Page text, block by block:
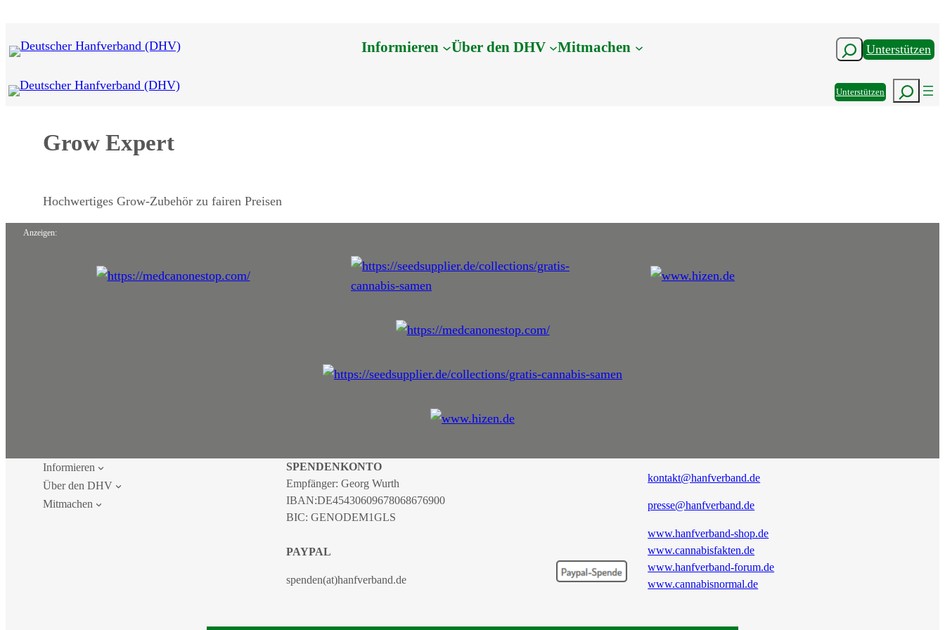
springen
Informieren Über den DHV Mitmachen SuchenUnterstützen
UnterstützenSuchen
Grow Expert
Hochwertiges Grow-Zubehör zu fairen Preisen
Anzeigen:
Informieren
Über den DHV
Mitmachen
SPENDENKONTO
Empfänger: Georg Wurth
IBAN:DE45430609678068676900
BIC: GENODEM1GLS
PAYPAL
spenden(at)hanfverband.de
kontakt@hanfverband.de
presse@hanfverband.de
www.hanfverband-shop.de
www.cannabisfakten.de
www.hanfverband-forum.de
www.cannabisnormal.de